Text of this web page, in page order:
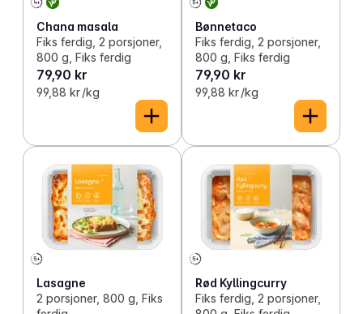
Chana masala
Fiks ferdig, 2 porsjoner,
800 g, Fiks ferdig
79,90 kr
99,88 kr /kg
Bønnetaco
Fiks ferdig, 2 porsjoner,
800 g, Fiks ferdig
79,90 kr
99,88 kr /kg
Lasagne
2 porsjoner, 800 g, Fiks
Rød Kyllingcurry
Fiks ferdig, 2 porsjoner,